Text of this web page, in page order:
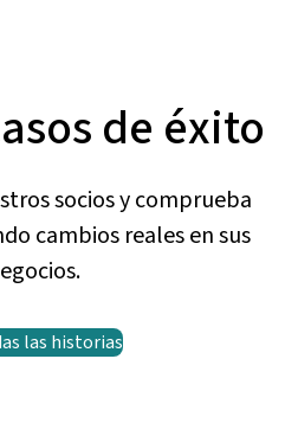
de éxito
socios y comprueba
cambios reales en sus
las historias